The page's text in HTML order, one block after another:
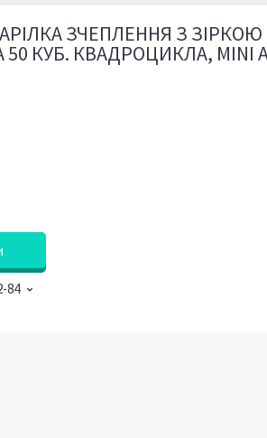
ЗЧЕПЛЕННЯ З ЗІРКОЮ
КУБ. КВАДРОЦИКЛА, MINI
84